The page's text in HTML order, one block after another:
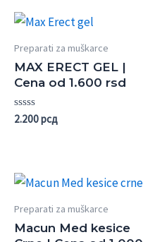
Preparati za muškarce
MAX ERECT GEL |
Cena od 1.600 rsd
Rated
0
2.200рсд
Preparati za muškarce
Macun Med kesice